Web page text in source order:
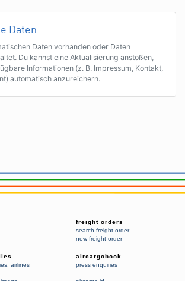
Daten
Daten vorhanden oder Daten
Du kannst eine Aktualisierung anstoßen,
Informationen (z. B. Impressum, Kontakt,
automatisch anzureichern.
freight orders
search freight order
new freight order
airlines
aircargobook
press enquiries